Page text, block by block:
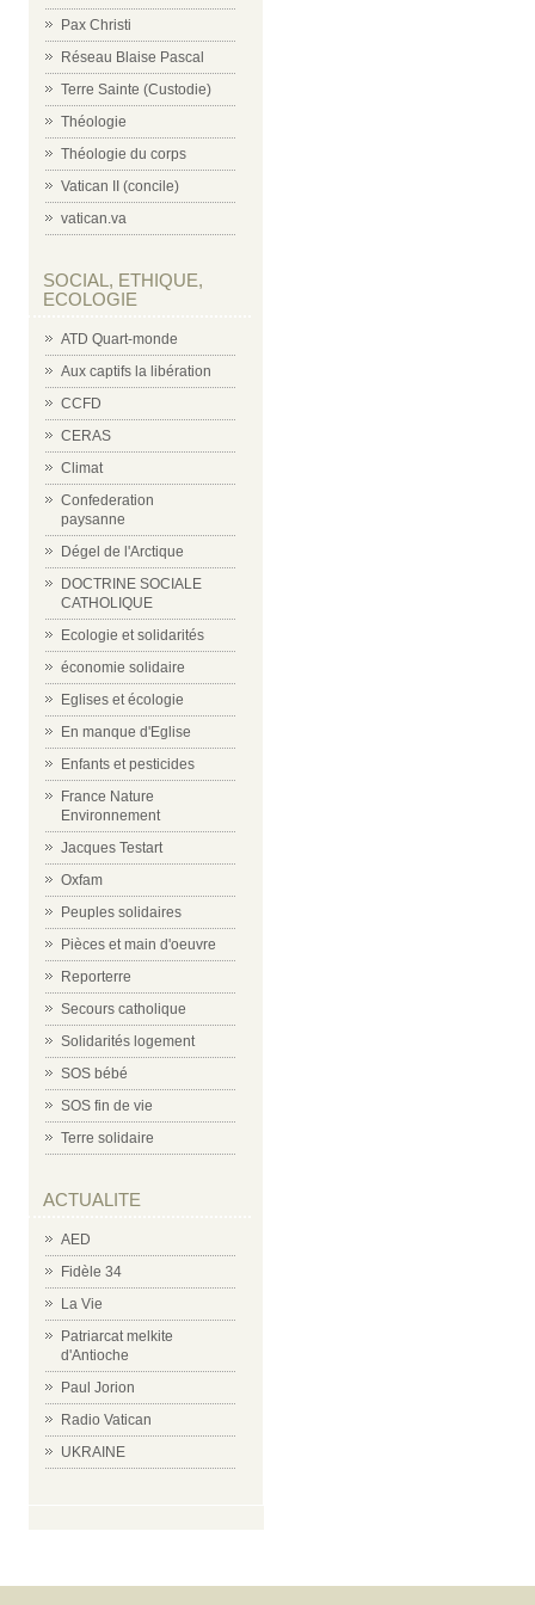
Pax Christi
Réseau Blaise Pascal
Terre Sainte (Custodie)
Théologie
Théologie du corps
Vatican II (concile)
vatican.va
SOCIAL, ETHIQUE,
ECOLOGIE
ATD Quart-monde
Aux captifs la libération
CCFD
CERAS
Climat
Confederation
paysanne
Dégel de l'Arctique
DOCTRINE SOCIALE
CATHOLIQUE
Ecologie et solidarités
économie solidaire
Eglises et écologie
En manque d'Eglise
Enfants et pesticides
France Nature
Environnement
Jacques Testart
Oxfam
Peuples solidaires
Pièces et main d'oeuvre
Reporterre
Secours catholique
Solidarités logement
SOS bébé
SOS fin de vie
Terre solidaire
ACTUALITE
AED
Fidèle 34
La Vie
Patriarcat melkite
d'Antioche
Paul Jorion
Radio Vatican
UKRAINE